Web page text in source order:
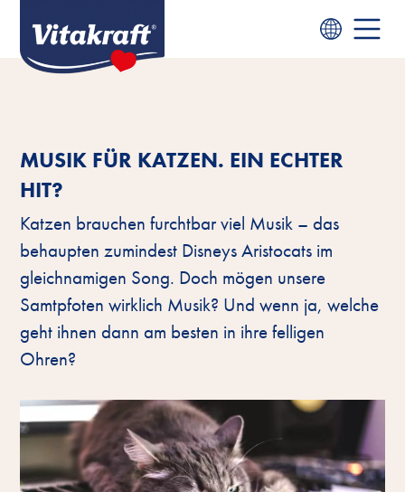
MUSIK FÜR KATZEN. EIN ECHTER
HIT?
Katzen brauchen furchtbar viel Musik – das
behaupten zumindest Disneys Aristocats im
gleichnamigen Song. Doch mögen unsere
Samtpfoten wirklich Musik? Und wenn ja, welche
geht ihnen dann am besten in ihre felligen
Ohren?